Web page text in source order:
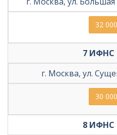
32
7
г. Москва, ул.
30
8